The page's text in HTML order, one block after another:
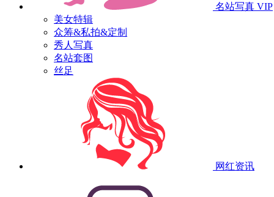
名站写真 VIP
美女特辑
众筹&私拍&定制
秀人写真
名站套图
丝足
网红资讯